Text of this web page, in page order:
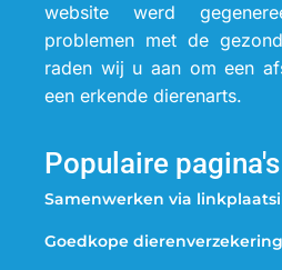
website werd
problemen met de
raden wij u aan om een
een erkende dierenarts.
Populaire pagina's
Samenwerken via
Goedkope dierenverzekering